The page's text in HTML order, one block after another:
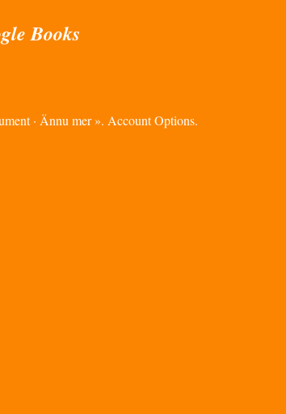
Books
· Ännu mer ». Account Options.